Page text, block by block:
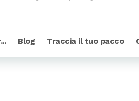
Blog Traccia il tuo pacco